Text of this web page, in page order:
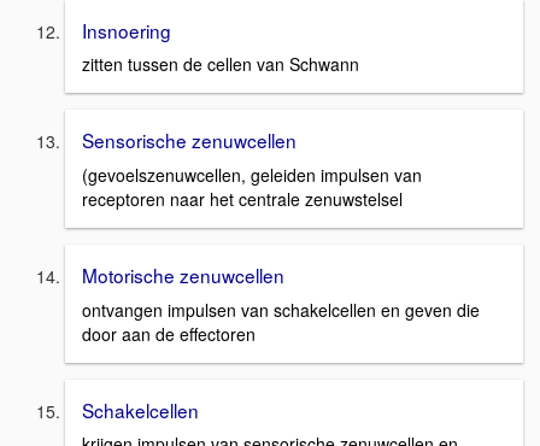
Insnoering
zitten tussen de cellen van Schwann
Sensorische zenuwcellen
(gevoelszenuwcellen, geleiden impulsen van
receptoren naar het centrale zenuwstelsel
Motorische zenuwcellen
ontvangen impulsen van schakelcellen en geven die
door aan de effectoren
Schakelcellen